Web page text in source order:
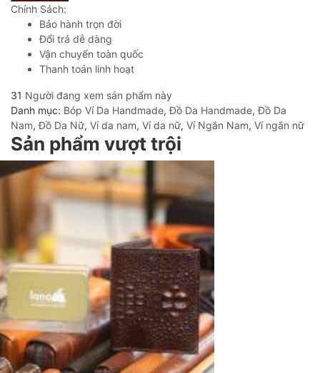
Chính Sách:
Bảo hành trọn đời
Đổi trả dễ dàng
Vận chuyển toàn quốc
Thanh toán linh hoạt
31 Người đang xem sản phẩm này
Danh mục: Bóp Ví Da Handmade,Đồ Da Handmade,Đồ Da
Nam,Đồ Da Nữ, Ví da nam, Ví da nữ, Ví Ngắn Nam, Ví ngắn nữ
Sản phẩm vượt trội